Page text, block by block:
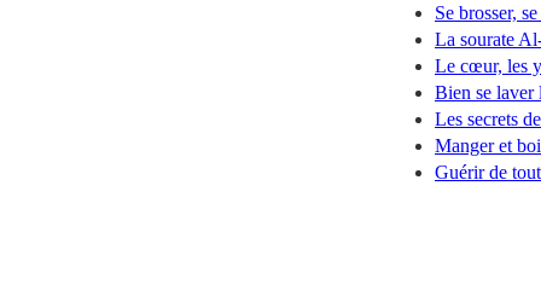
Se brosser,
La sourate
Le cœur, les
Bien se laver
Les secrets
Manger et
Guérir de